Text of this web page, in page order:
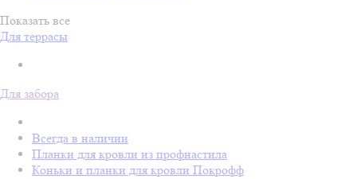
Показать все
Для террасы
Для забора
Всегда в наличии
Планки для кровли из профнастила
Коньки и планки для кровли Покрофф